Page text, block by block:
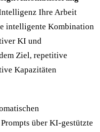
Ihre Arbeit
intelligente Kombination
KI und
Ziel, repetitive
Kapazitäten
über KI-gestützte